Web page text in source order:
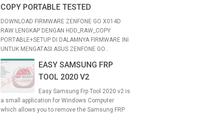
COPY PORTABLE TESTED
DOWNLOAD FIRMWARE ZENFONE GO X014D
RAW LENGKAP DENGAN HDD_RAW_COPY
PORTABLE+SETUP DI DALAMNYA FIRMWARE INI
UNTUK MENGATASI ASUS ZENFONE GO...
EASY SAMSUNG FRP
TOOL 2020 V2
Easy Samsung Frp Tool 2020 v2 is
a small application for Windows Computer
which allows you to remove the Samsung FRP